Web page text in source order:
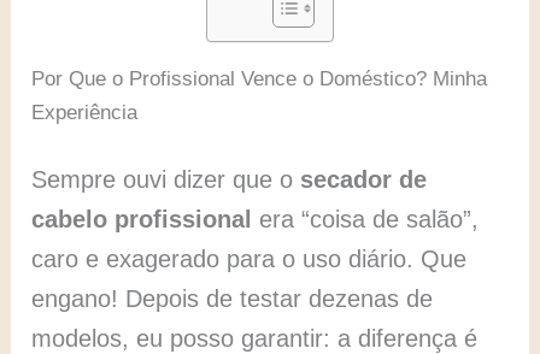
Por Que o Profissional Vence o Doméstico? Minha
Experiência
Sempre ouvi dizer que o secador de
cabelo profissional era “coisa de salão”,
caro e exagerado para o uso diário. Que
engano! Depois de testar dezenas de
modelos, eu posso garantir: a diferença é